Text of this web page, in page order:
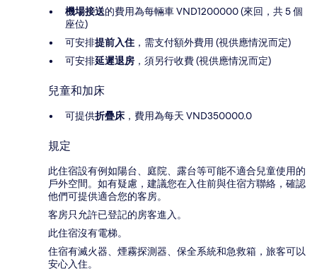
機場接送的費用為每輛車 VND1200000 (來回，共 5 個
座位)
可安排提前入住 ，需支付額外費用 (視供應情況而定)
可安排延遲退房 ，須另行收費 (視供應情況而定)
兒童和加床
可提供折疊床 ，費用為每天 VND350000.0
規定
此住宿設有例如陽台、庭院、露台等可能不適合兒童使用的
戶外空間。如有疑慮，建議您在入住前與住宿方聯絡，確認
他們可提供適合您的客房。
客房只允許已登記的房客進入。
此住宿沒有電梯。
住宿有滅火器、煙霧探測器、保全系統和急救箱，旅客可以
安心入住。